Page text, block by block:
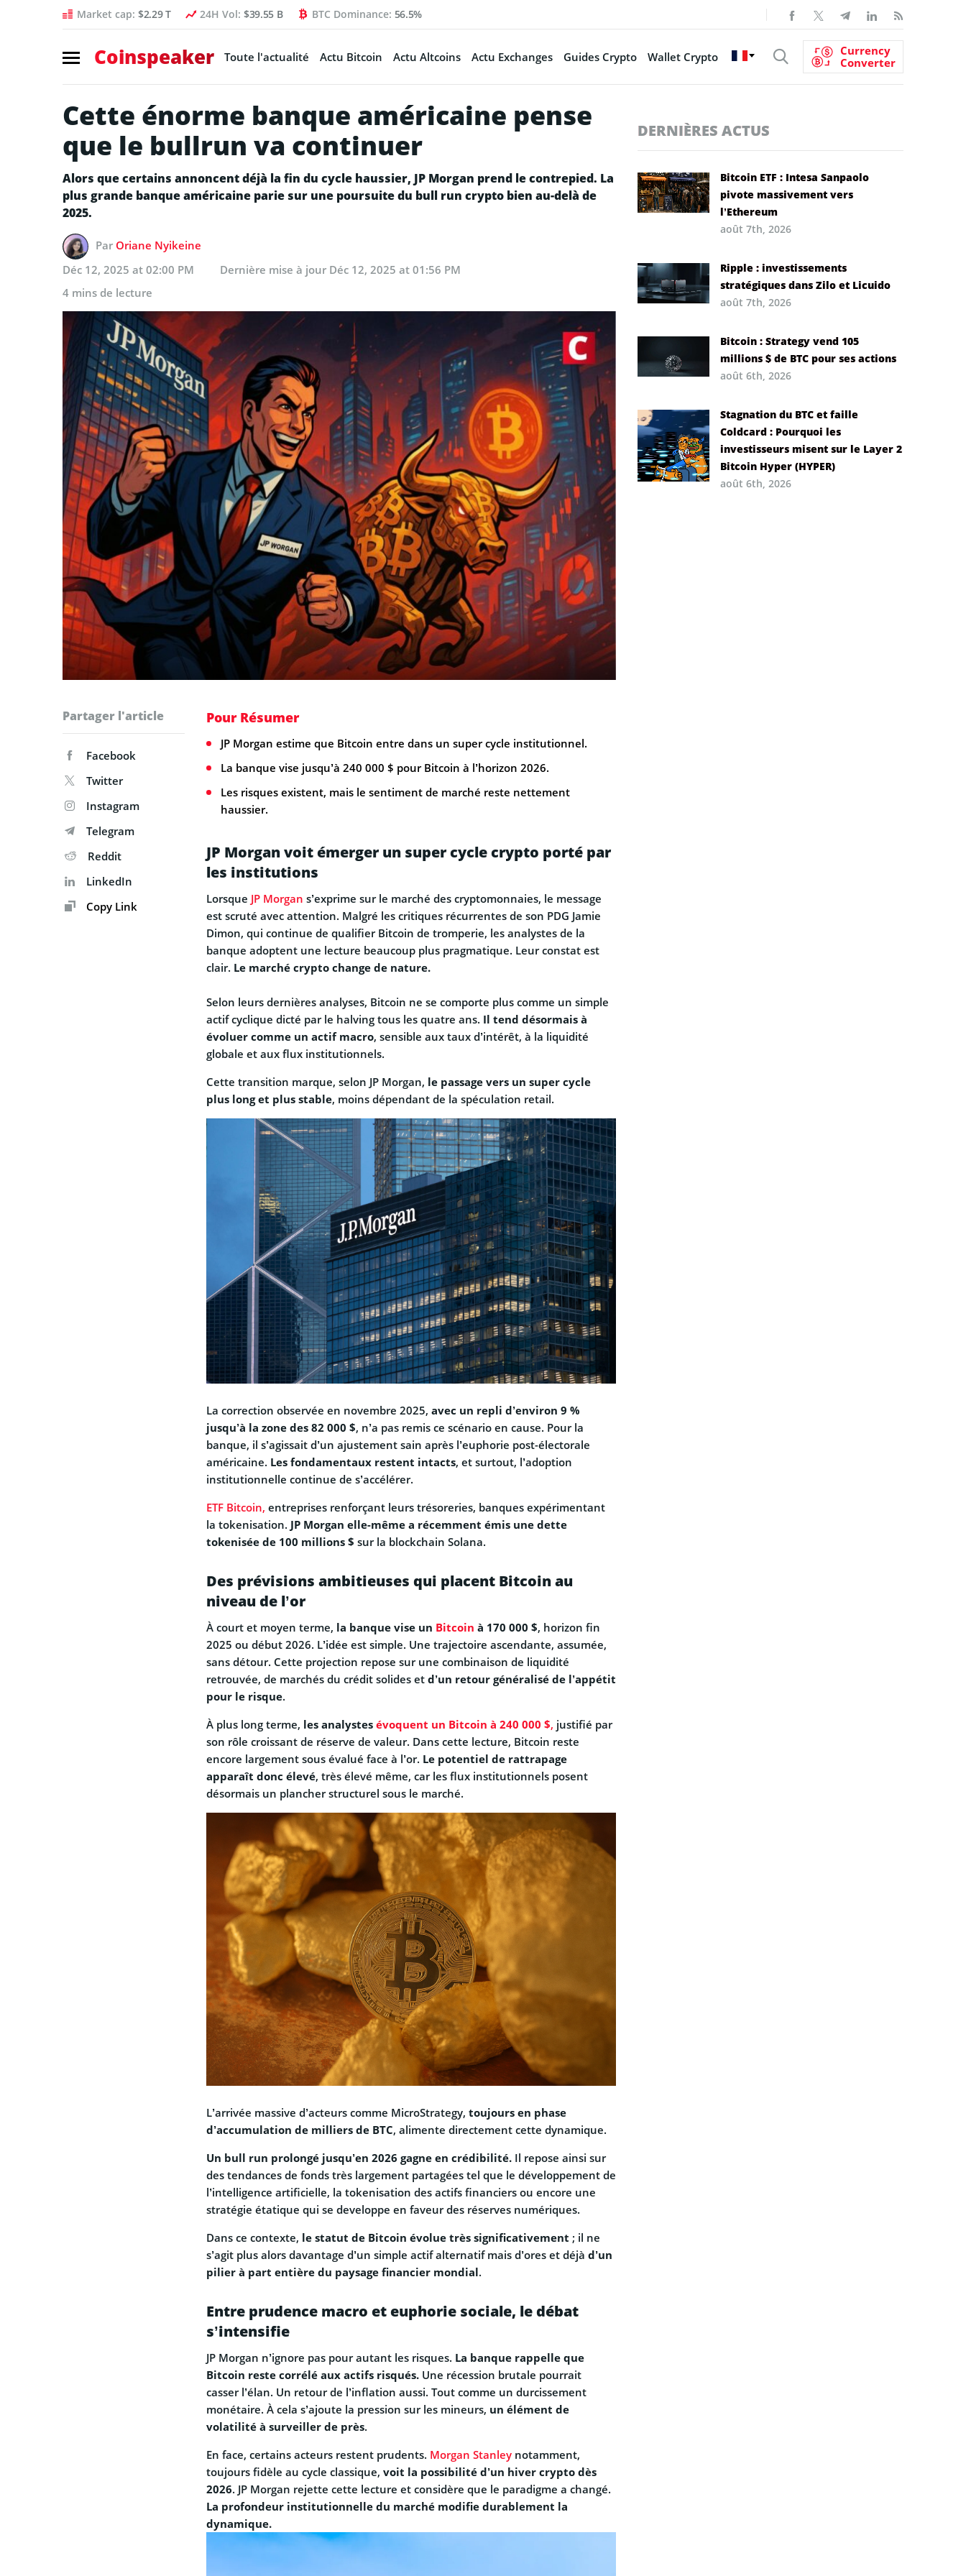
Market cap: $2.29 T 24H Vol: $39.55 B BTC Dominance: 56.5%
Coinspeaker Toute l'actualité Actu Bitcoin Actu Altcoins Actu Exchanges Guides Crypto Wallet Crypto
Currency
Converter
Cette énorme banque américaine pense
que le bullrun va continuer
Alors que certains annoncent déjà la fin du cycle haussier, JP Morgan prend le contrepied. La
plus grande banque américaine parie sur une poursuite du bull run crypto bien au-delà de
2025.
Par Oriane Nyikeine
Déc 12, 2025 at 02:00 PM
Dernière mise à jour Déc 12, 2025 at 01:56 PM
4 mins de lecture
Partager l'article
Facebook
Twitter
Instagram
Telegram
Reddit
LinkedIn
Copy Link
Pour Résumer
JP Morgan estime que Bitcoin entre dans un super cycle institutionnel.
La banque vise jusqu’à 240 000 $ pour Bitcoin à l’horizon 2026.
Les risques existent, mais le sentiment de marché reste nettement
haussier.
JP Morgan voit émerger un super cycle crypto porté par
les institutions
Lorsque JP Morgan s’exprime sur le marché des cryptomonnaies, le message
est scruté avec attention. Malgré les critiques récurrentes de son PDG Jamie
Dimon, qui continue de qualifier Bitcoin de tromperie, les analystes de la
banque adoptent une lecture beaucoup plus pragmatique. Leur constat est
clair. Le marché crypto change de nature.
Selon leurs dernières analyses, Bitcoin ne se comporte plus comme un simple
actif cyclique dicté par le halving tous les quatre ans. Il tend désormais à
évoluer comme un actif macro, sensible aux taux d’intérêt, à la liquidité
globale et aux flux institutionnels.
Cette transition marque, selon JP Morgan, le passage vers un super cycle
plus long et plus stable, moins dépendant de la spéculation retail.
La correction observée en novembre 2025, avec un repli d’environ 9 %
jusqu’à la zone des 82 000 $, n’a pas remis ce scénario en cause. Pour la
banque, il s’agissait d’un ajustement sain après l’euphorie post-électorale
américaine. Les fondamentaux restent intacts, et surtout, l’adoption
institutionnelle continue de s’accélérer.
ETF Bitcoin, entreprises renforçant leurs trésoreries, banques expérimentant
la tokenisation. JP Morgan elle-même a récemment émis une dette
tokenisée de 100 millions $ sur la blockchain Solana.
Des prévisions ambitieuses qui placent Bitcoin au
niveau de l’or
À court et moyen terme, la banque vise un Bitcoin à 170 000 $, horizon fin
2025 ou début 2026. L’idée est simple. Une trajectoire ascendante, assumée,
sans détour. Cette projection repose sur une combinaison de liquidité
retrouvée, de marchés du crédit solides et d’un retour généralisé de l’appétit
pour le risque.
À plus long terme, les analystes évoquent un Bitcoin à 240 000 $, justifié par
son rôle croissant de réserve de valeur. Dans cette lecture, Bitcoin reste
encore largement sous évalué face à l’or. Le potentiel de rattrapage
apparaît donc élevé, très élevé même, car les flux institutionnels posent
désormais un plancher structurel sous le marché.
L’arrivée massive d’acteurs comme MicroStrategy, toujours en phase
d’accumulation de milliers de BTC, alimente directement cette dynamique.
Un bull run prolongé jusqu’en 2026 gagne en crédibilité. Il repose ainsi sur
des tendances de fonds très largement partagées tel que le développement de
l’intelligence artificielle, la tokenisation des actifs financiers ou encore une
stratégie étatique qui se developpe en faveur des réserves numériques.
Dans ce contexte, le statut de Bitcoin évolue très significativement ; il ne
s’agit plus alors davantage d’un simple actif alternatif mais d’ores et déjà d’un
pilier à part entière du paysage financier mondial.
Entre prudence macro et euphorie sociale, le débat
s’intensifie
JP Morgan n’ignore pas pour autant les risques. La banque rappelle que
Bitcoin reste corrélé aux actifs risqués. Une récession brutale pourrait
casser l’élan. Un retour de l’inflation aussi. Tout comme un durcissement
monétaire. À cela s’ajoute la pression sur les mineurs, un élément de
volatilité à surveiller de près.
En face, certains acteurs restent prudents. Morgan Stanley notamment,
toujours fidèle au cycle classique, voit la possibilité d’un hiver crypto dès
2026. JP Morgan rejette cette lecture et considère que le paradigme a changé.
La profondeur institutionnelle du marché modifie durablement la
dynamique.
DERNIÈRES ACTUS
Bitcoin ETF : Intesa Sanpaolo
pivote massivement vers
l’Ethereum
août 7th, 2026
Ripple : investissements
stratégiques dans Zilo et Licuido
août 7th, 2026
Bitcoin : Strategy vend 105
millions $ de BTC pour ses actions
août 6th, 2026
Stagnation du BTC et faille
Coldcard : Pourquoi les
investisseurs misent sur le Layer 2
Bitcoin Hyper (HYPER)
août 6th, 2026